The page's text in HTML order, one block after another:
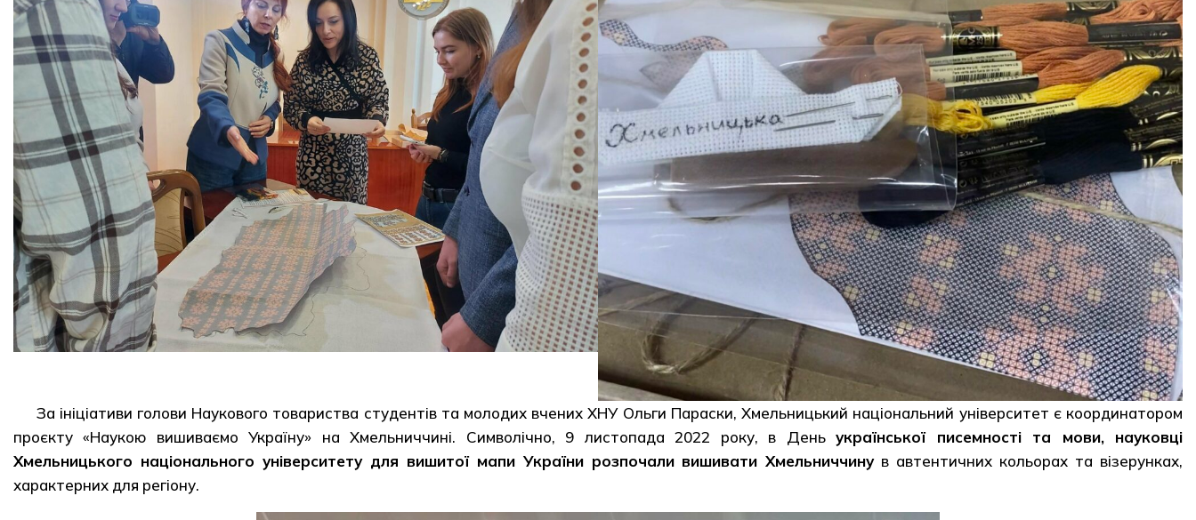
За ініціативи голови Наукового товариства студентів та молодих вчених ХНУ Ольги Параски, Хмельницький національний університет є координатором
проєкту «Наукою вишиваємо Україну» на Хмельниччині. Символічно, 9 листопада 2022 року, в Деньукраїнської писемності та мови, науковці
Хмельницького національного університету для вишитої мапи України розпочали вишивати Хмельниччинув автентичних кольорах та візерунках,
характерних для регіону.